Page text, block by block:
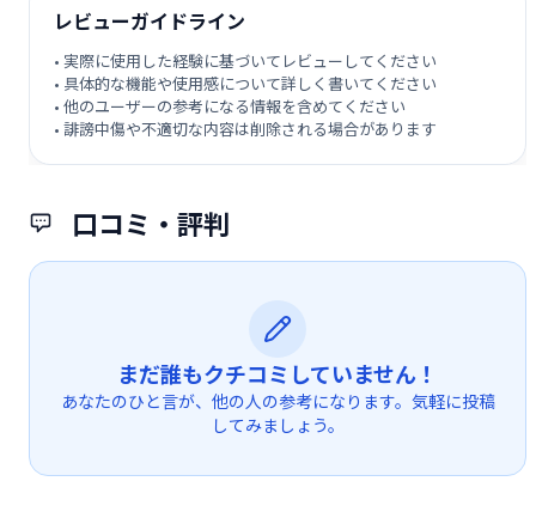
口コミ・評判
まだ誰もクチコミしていません！
あなたのひと言が、他の人の参考になります。気軽に投稿
してみましょう。
レビューガイドライン
• 実際に使用した経験に基づいてレビューしてください
• 具体的な機能や使用感について詳しく書いてください
• 他のユーザーの参考になる情報を含めてください
• 誹謗中傷や不適切な内容は削除される場合があります